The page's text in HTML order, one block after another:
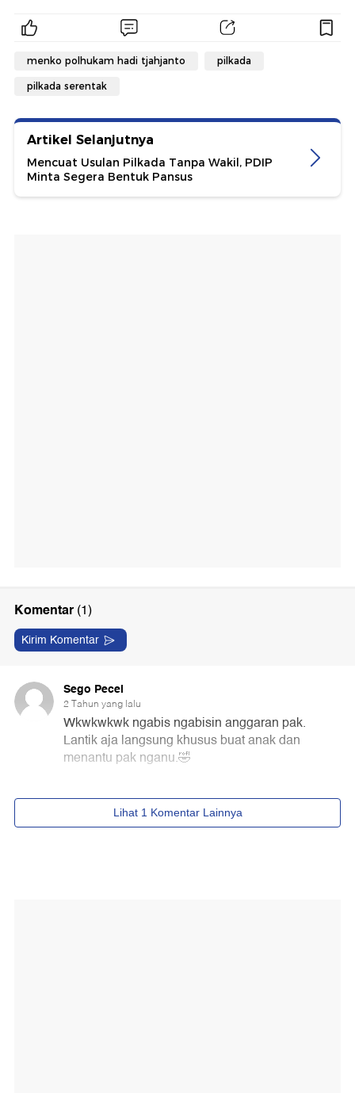
menko polhukam hadi tjahjanto pilkada
pilkada serentak
Artikel Selanjutnya
Mencuat Usulan Pilkada Tanpa Wakil, PDIP
Minta Segera Bentuk Pansus